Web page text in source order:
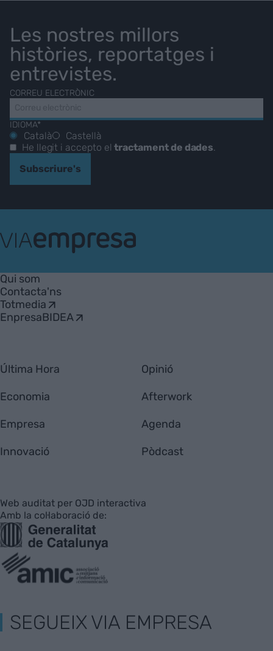
Les nostres millors
històries, reportatges i
entrevistes.
CORREU ELECTRÒNIC
IDIOMA*
Català
Castellà
He llegit i accepto eltractament de dades.
Subscriure's
Empresa
Qui som
Contacta'ns
Totmedia
EnpresaBIDEA
Última Hora
Economia
Empresa
Innovació
Opinió
Afterwork
Agenda
Pòdcast
Web auditat per OJD interactiva
Amb la col·laboració de:
SEGUEIX VIA EMPRESA